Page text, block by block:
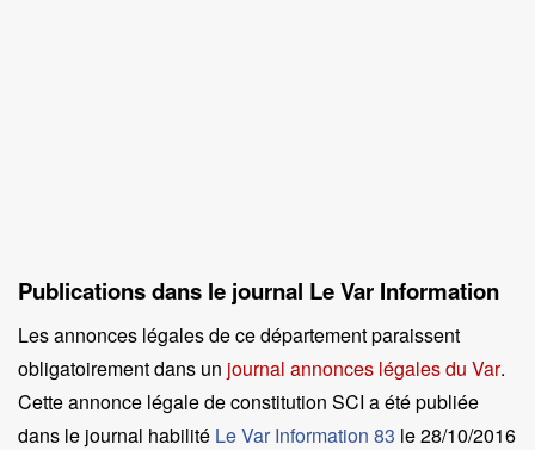
Publications dans le journal Le Var Information
Les annonces légales de ce département paraissent
obligatoirement dans un journal annonces légales du Var.
Cette annonce légale de constitution SCI a été publiée
dans le journal habilité Le Var Information 83 le28/10/2016